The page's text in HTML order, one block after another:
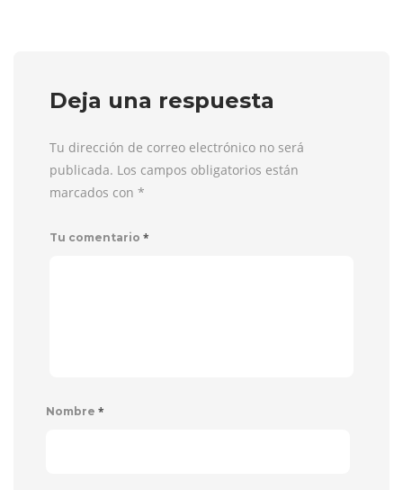
Deja una respuesta
Tu dirección de correo electrónico no será
publicada. Los campos obligatorios están
marcados con *
Tu comentario *
Nombre *